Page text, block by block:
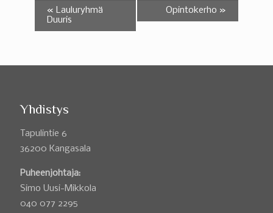
« Lauluryhmä
Duuris
Opintokerho »
Yhdistys
Tapulintie 6
36200 Kangasala
Puheenjohtaja:
Simo Uusi-Mikkola
040 077 2295